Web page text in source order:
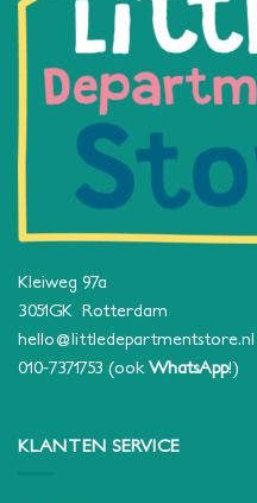
Kleiweg 97a
3051GK Rotterdam
hello@littledepartmentstore.nl
010-7371753 (ook WhatsApp!)
KLANTEN SERVICE